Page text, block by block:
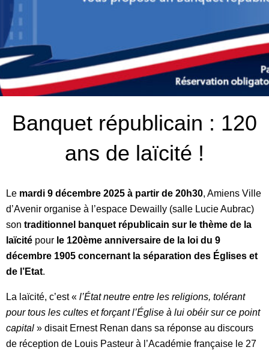
Banquet républicain : 120
ans de laïcité !
Le mardi 9 décembre 2025 à partir de 20h30, Amiens Ville
d’Avenir organise à l’espace Dewailly (salle Lucie Aubrac)
son traditionnel banquet républicain sur le thème de la
laïcité pour le 120ème anniversaire de la loi du 9
décembre 1905 concernant la séparation des Églises et
de l’Etat.
La laïcité, c’est « l’État neutre entre les religions, tolérant
pour tous les cultes et forçant l’Église à lui obéir sur ce point
capital » disait Ernest Renan dans sa réponse au discours
de réception de Louis Pasteur à l’Académie française le 27